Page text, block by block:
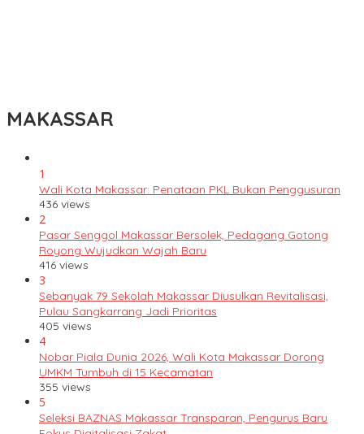
MAKASSAR
1
Wali Kota Makassar: Penataan PKL Bukan Penggusuran
436 views
2
Pasar Senggol Makassar Bersolek, Pedagang Gotong
Royong Wujudkan Wajah Baru
416 views
3
Sebanyak 79 Sekolah Makassar Diusulkan Revitalisasi,
Pulau Sangkarrang Jadi Prioritas
405 views
4
Nobar Piala Dunia 2026, Wali Kota Makassar Dorong
UMKM Tumbuh di 15 Kecamatan
355 views
5
Seleksi BAZNAS Makassar Transparan, Pengurus Baru